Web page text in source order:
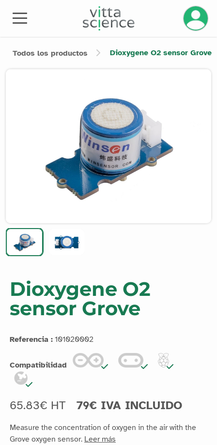
Todos los productos Dioxygene O2 sensor Grove
Dioxygene O2
sensor Grove
Referencia : 101020002
Compatibilidad
65.83€ HT 79€ IVA INCLUIDO
Measure the concentration of oxygen in the air with the
Grove oxygen sensor. Leer más